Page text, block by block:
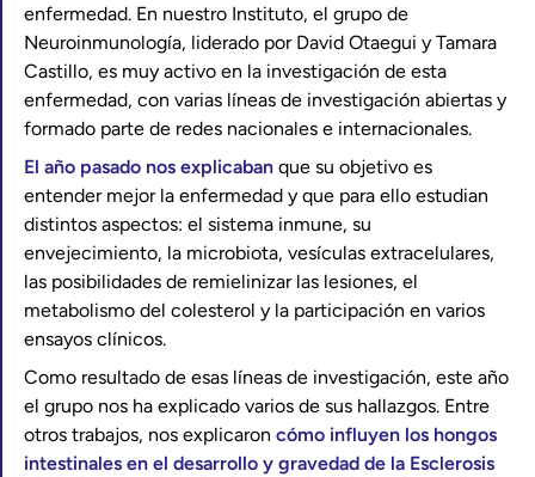
enfermedad. En nuestro Instituto, el grupo de
Neuroinmunología, liderado por David Otaegui y Tamara
Castillo, es muy activo en la investigación de esta
enfermedad, con varias líneas de investigación abiertas y
formado parte de redes nacionales e internacionales.
El año pasado nos explicaban que su objetivo es
entender mejor la enfermedad y que para ello estudian
distintos aspectos: el sistema inmune, su
envejecimiento, la microbiota, vesículas extracelulares,
las posibilidades de remielinizar las lesiones, el
metabolismo del colesterol y la participación en varios
ensayos clínicos.
Como resultado de esas líneas de investigación, este año
el grupo nos ha explicado varios de sus hallazgos. Entre
otros trabajos, nos explicaron cómo influyen los hongos
intestinales en el desarrollo y gravedad de la Esclerosis